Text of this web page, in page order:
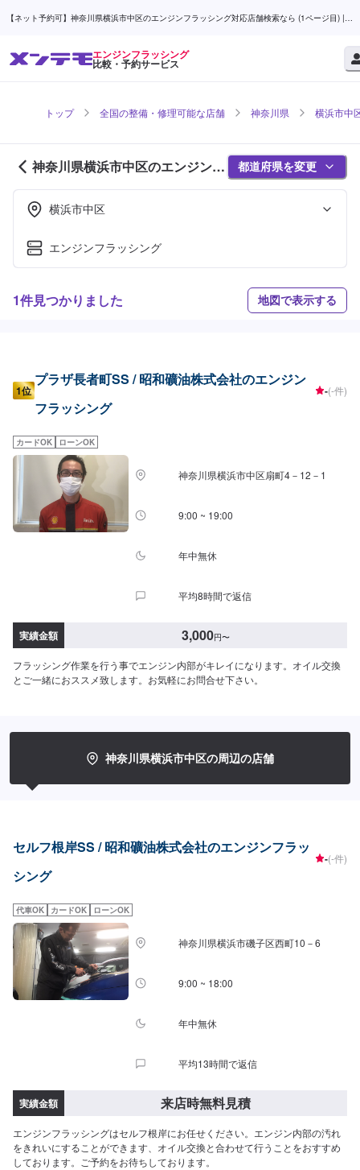
【ネット予約可】神奈川県横浜市中区のエンジンフラッシング対応店舗検索なら (1ページ目) |
エンジンフラッシング
比較・予約サービス
トップ 全国の整備・修理可能な店舗 神奈川県 横浜市中
神奈川県横浜市中区のエンジンフ
ラッシング対応店舗紹介 (1ページ
目)
都道府県を変更
横浜市中区
エンジンフラッシング
1件見つかりました 地図で表示する
1位
プラザ長者町SS / 昭和礦油株式会社のエンジン
フラッシング
-(-件)
カードOK ローンOK
神奈川県横浜市中区扇町4－12－1
9:00 ~ 19:00
年中無休
平均8時間で返信
実績金額 3,000円〜
フラッシング作業を行う事でエンジン内部がキレイになります。オイル交換
とご一緒におススメ致します。お気軽にお問合せ下さい。
神奈川県横浜市中区の周辺の店舗
セルフ根岸SS / 昭和礦油株式会社のエンジンフラッ
シング
-(-件)
代車OK カードOK ローンOK
神奈川県横浜市磯子区西町10－6
9:00 ~ 18:00
年中無休
平均13時間で返信
実績金額 来店時無料見積
エンジンフラッシングはセルフ根岸にお任せください。エンジン内部の汚れ
をきれいにすることができます、オイル交換と合わせて行うことをおすすめ
しております。ご予約をお待ちしております。